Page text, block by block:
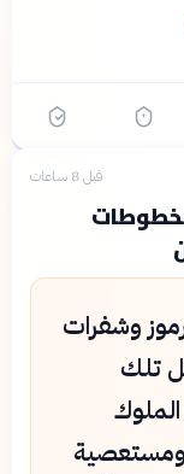
قبل 8 ساعات
وشفرات
تلك
ومستعصية